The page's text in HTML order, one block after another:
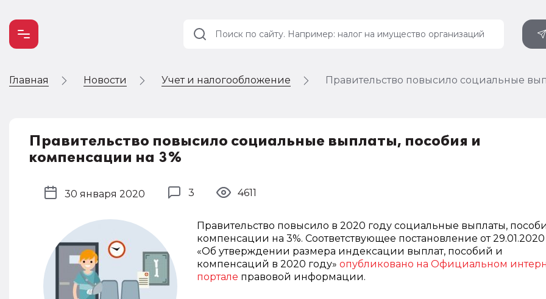
Главная Новости Учет и налогообложение Правительство повысило социальные
Правительство повысило социальные выплаты, пособия и
компенсации на 3%
30 января 2020 3 4611
Правительство повысило в 2020 году социальные выплаты,
компенсации на 3%. Соответствующее постановление от
«Об утверждении размера индексации выплат, пособий и
компенсаций в ‎2020 году» опубликовано на Официальном
портале правовой информации.
Учет и